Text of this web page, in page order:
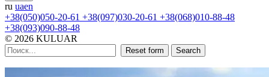
ru uaen
+38(050)050-20-61 +38(097)030-20-61 +38(068)010-88-48
+38(093)090-88-48
© 2026 KULUAR
Reset form Search